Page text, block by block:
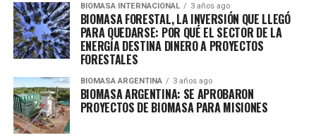
BIOMASA INTERNACIONAL 3 años ago
BIOMASA FORESTAL, LA INVERSIÓN QUE LLEGÓ
PARA QUEDARSE: POR QUÉ EL SECTOR DE LA
ENERGÍA DESTINA DINERO A PROYECTOS
FORESTALES
BIOMASA ARGENTINA 3 años ago
BIOMASA ARGENTINA: SE APROBARON
PROYECTOS DE BIOMASA PARA MISIONES